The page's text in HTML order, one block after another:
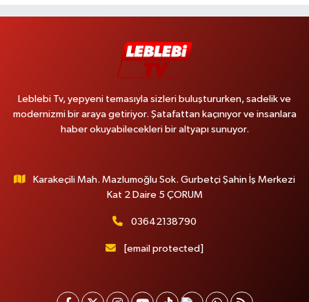
Leblebi Tv, yepyeni temasıyla sizleri buluştururken, sadelik ve
modernizmi bir araya getiriyor. Şatafattan kaçınıyor ve insanlara
haber okuyabilecekleri bir altyapı sunuyor.
Karakeçili Mah. Mazlumoğlu Sok. Gurbetçi Şahin İş Merkezi
Kat 2 Daire 5 ÇORUM
03642138790
[email protected]